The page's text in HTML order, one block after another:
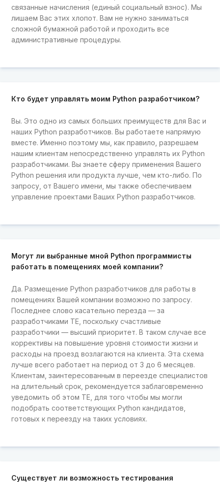
связанные начисления (единый социальный взнос). Мы
лишаем Вас этих хлопот. Вам не нужно заниматься
сложной бумажной работой и проходить все
административные процедуры.
Кто будет управлять моим Python разработчиком?
Вы. Это одно из самых больших преимуществ для Вас и
наших Python разработчиков. Вы работаете напрямую
вместе. Именно поэтому мы, как правило, разрешаем
нашим клиентам непосредственно управлять их Python
разработчиками. Вы знаете сферу применения Вашего
Python решения или продукта лучше, чем кто-либо. По
запросу, от Вашего имени, мы также обеспечиваем
управление проектами Ваших Python разработчиков.
Могут ли выбранные мной Python программисты
работать в помещениях моей компании?
Да. Размещение Python разработчиков для работы в
помещениях Вашей компании возможно по запросу.
Последнее слово касательно перезда — за
разработчиками TE, поскольку счастливые
разработчики — высший приоритет. В таком случае все
коррективы на повышение уровня стоимости жизни и
расходы на проезд возлагаются на клиента. Эта схема
лучше всего работает на период от 3 до 6 месяцев.
Клиентам, заинтересованным в переезде специалистов
на длительный срок, рекомендуется заблаговременно
уведомить об этом TE, для того чтобы мы могли
подобрать соответствующих Python кандидатов,
готовых к переезду на таких условиях.
Существует ли возможность тестирования